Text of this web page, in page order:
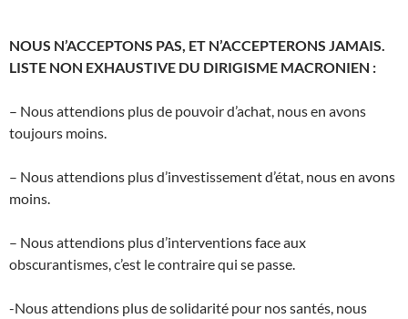
NOUS N’ACCEPTONS PAS, ET N’ACCEPTERONS JAMAIS.
LISTE NON EXHAUSTIVE DU DIRIGISME MACRONIEN :
– Nous attendions plus de pouvoir d’achat, nous en avons
toujours moins.
– Nous attendions plus d’investissement d’état, nous en avons
moins.
– Nous attendions plus d’interventions face aux
obscurantismes, c’est le contraire qui se passe.
-Nous attendions plus de solidarité pour nos santés, nous